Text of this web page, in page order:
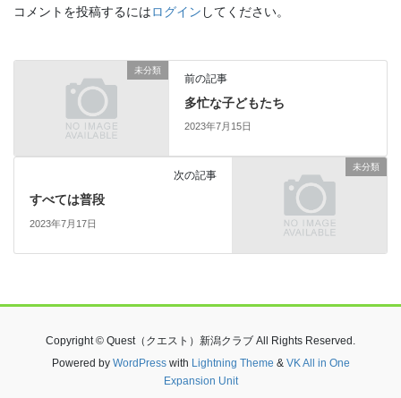
コメントを投稿するにはログイン してください。
未分類
前の記事
多忙な子どもたち
2023年7月15日
未分類
次の記事
すべては普段
2023年7月17日
Copyright © Quest（クエスト）新潟クラブ All Rights Reserved.
Powered by WordPresswith Lightning Theme & VK All in One
Expansion Unit